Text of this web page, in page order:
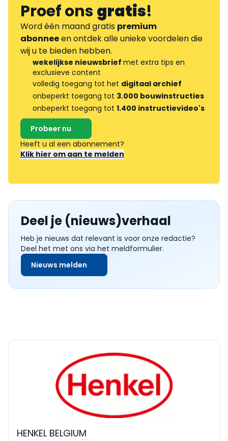
Proef onsgratis!
Word één maand gratis premium
abonneeen ontdek alle unieke voordelen die
wij u te bieden hebben.
wekelijkse nieuwsbrief met extra tips en
exclusieve content
volledig toegang tot het digitaal archief
onbeperkt toegang tot 3.000 bouwinstructies
onbeperkt toegang tot 1.400 instructievideo's
Probeer nu
Heeft u al een abonnement?
Klik hier om aan te melden
Deel je (nieuws)verhaal
Heb je nieuws dat relevant is voor onze redactie?
Deel het met ons via het meldformulier.
Nieuws melden
HENKEL BELGIUM